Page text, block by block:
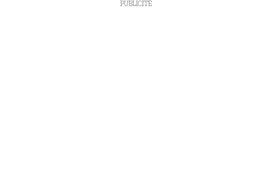
PUBLICITÉ